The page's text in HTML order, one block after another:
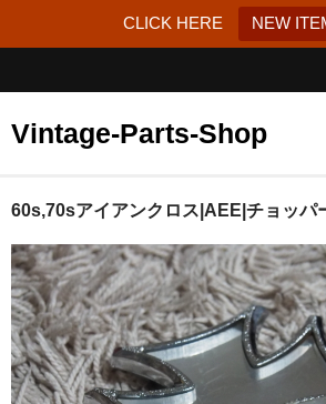
CLICK HERE NEW
Vintage-Parts-Shop
カート
ブログ
Instagram
はじめての方へ
お問い合わせ
60s,70sアイアンクロス|AEE|チョッパ